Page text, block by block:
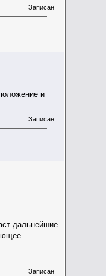
Записан
и
Записан
дальнейшие
Записан